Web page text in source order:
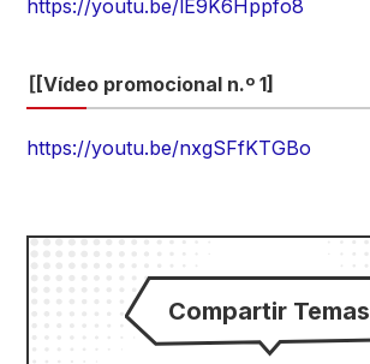
https://youtu.be/lE9K6Hppfo8
［[Vídeo promocional n.º 1]
https://youtu.be/nxgSFfKTGBo
Compartir Temas